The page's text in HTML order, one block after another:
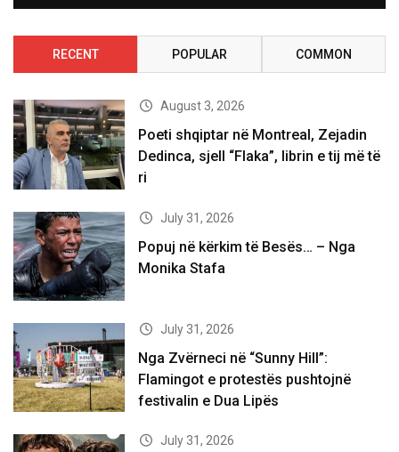
RECENT POPULAR COMMON
August 3, 2026
Poeti shqiptar në Montreal, Zejadin
Dedinca, sjell “Flaka”, librin e tij më të
ri
July 31, 2026
Popuj në kërkim të Besës… – Nga
Monika Stafa
July 31, 2026
Nga Zvërneci në “Sunny Hill”:
Flamingot e protestës pushtojnë
festivalin e Dua Lipës
July 31, 2026